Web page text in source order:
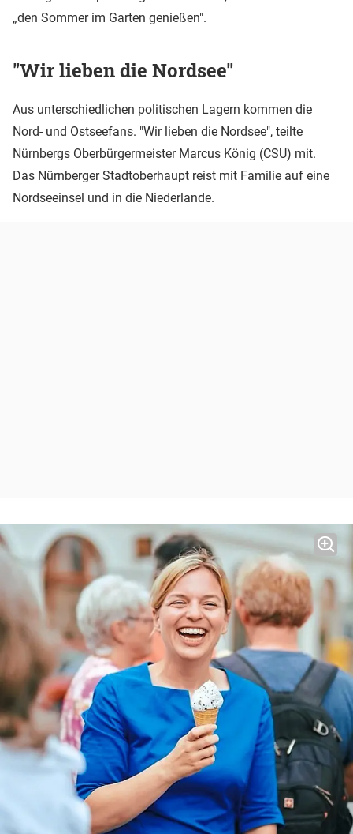
„den Sommer im Garten genießen".
"Wir lieben die Nordsee"
Aus unterschiedlichen politischen Lagern kommen die
Nord- und Ostseefans. "Wir lieben die Nordsee", teilte
Nürnbergs Oberbürgermeister Marcus König (CSU) mit.
Das Nürnberger Stadtoberhaupt reist mit Familie auf eine
Nordseeinsel und in die Niederlande.